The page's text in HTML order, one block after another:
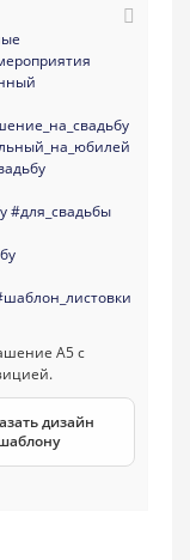
#для_свадьбы
дизайн